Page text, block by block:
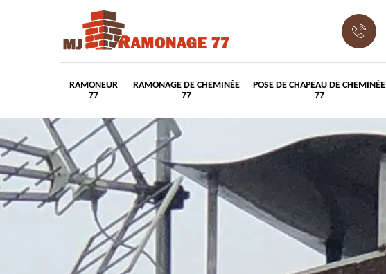
RAMONEUR
77
RAMONAGE DE CHEMINÉE
77
POSE DE CHAPEAU DE CHEMINÉE
77